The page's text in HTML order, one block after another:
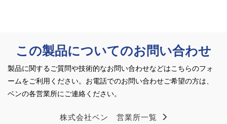
この製品についてのお問い合わせ
製品に関するご質問や技術的なお問い合わせなどはこちらのフォ
ームをご利用ください。 お電話でのお問い合わせご希望の方は、
ベンの各営業所にご連絡ください。
株式会社ベン 営業所一覧